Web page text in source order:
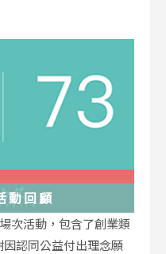
動回顧
次活動，包含了創業類
認同公益付出理念願